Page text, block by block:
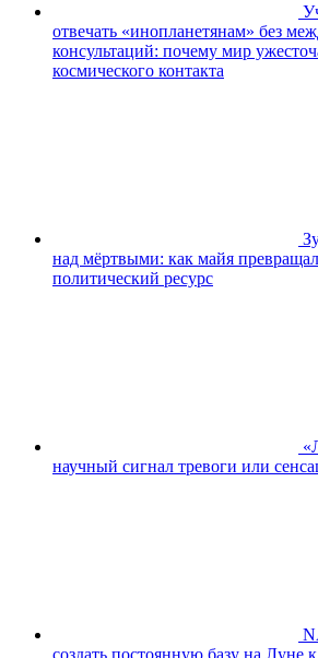
отвечать «инопланетянам» без
консультаций: почему мир
космического контакта
над мёртвыми: как майя
политический ресурс
научный сигнал тревоги или
создать постоянную базу на Луне